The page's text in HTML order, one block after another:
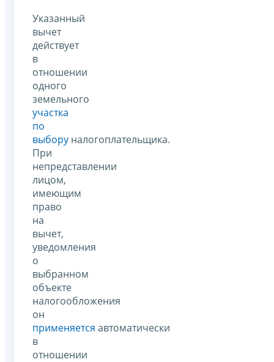
Указанный
вычет
действует
в
отношении
одного
земельного
участка
по
выбору налогоплательщика.
При
непредставлении
лицом,
имеющим
право
на
вычет,
уведомления
о
выбранном
объекте
налогообложения
он
применяется автоматически
в
отношении